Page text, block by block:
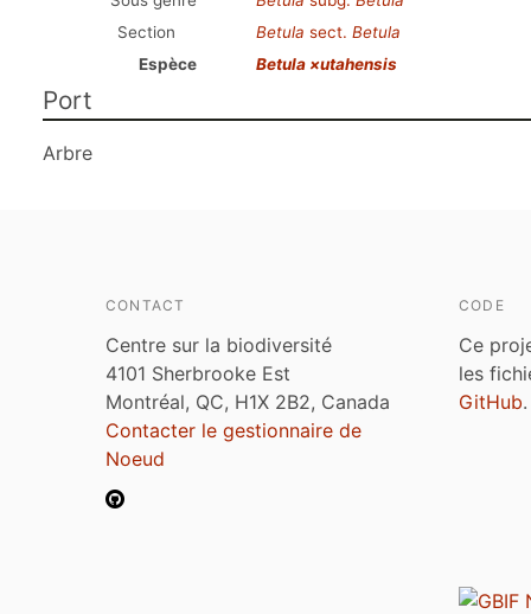
Section
Betula sect. Betula
Espèce
Betula ×utahensis
Port
Arbre
CONTACT
Centre sur la biodiversité
4101 Sherbrooke Est
Montréal, QC, H1X 2B2, Canada
Contacter le gestionnaire de
Noeud
CODE
Ce
les
GitHub.